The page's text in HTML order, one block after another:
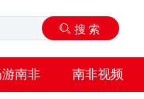
游南非 南非视频